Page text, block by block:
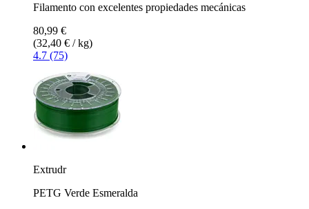
Filamento con excelentes propiedades mecánicas
80,99 €
(32,40 € / kg)
4.7 (75)
Extrudr
PETG Verde Esmeralda